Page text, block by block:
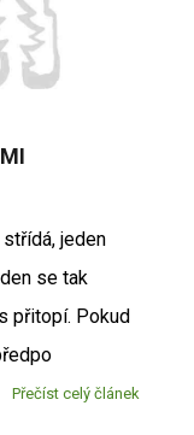
jeden
se tak
přitopí. Pokud
Přečíst celý článek